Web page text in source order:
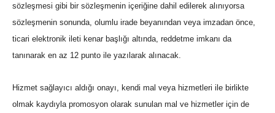
sözleşmesi gibi bir sözleşmenin içeriğine dahil edilerek alınıyorsa
sözleşmenin sonunda, olumlu irade beyanından veya imzadan önce,
ticari elektronik ileti kenar başlığı altında, reddetme imkanı da
tanınarak en az 12 punto ile yazılarak alınacak.
Hizmet sağlayıcı aldığı onayı, kendi mal veya hizmetleri ile birlikte
olmak kaydıyla promosyon olarak sunulan mal ve hizmetler için de